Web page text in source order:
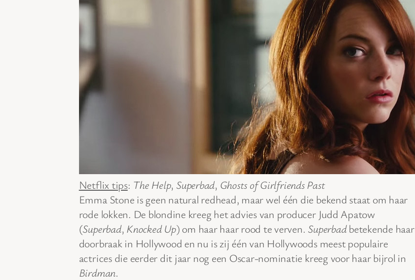
Netflix tips: The Help, Superbad, Ghosts of Girlfriends Past
Emma Stone is geen natural redhead, maar wel één die bekend staat om haar
rode lokken. De blondine kreeg het advies van producer Judd Apatow
(Superbad, Knocked Up) om haar haar rood te verven. Superbadbetekende haar
doorbraak in Hollywood en nu is zij één van Hollywoods meest populaire
actrices die eerder dit jaar nog een Oscar-nominatie kreeg voor haar bijrol in
Birdman.